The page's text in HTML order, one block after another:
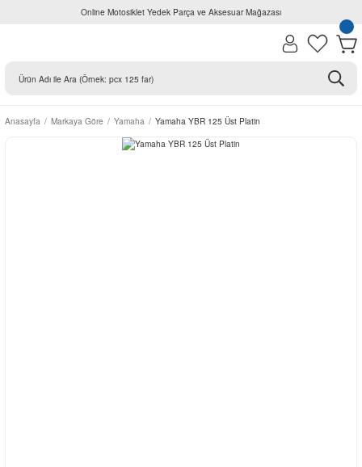
Online Motosiklet Yedek Parça ve Aksesuar Mağazası
Anasayfa Markaya Göre Yamaha Yamaha YBR 125 Üst Platin